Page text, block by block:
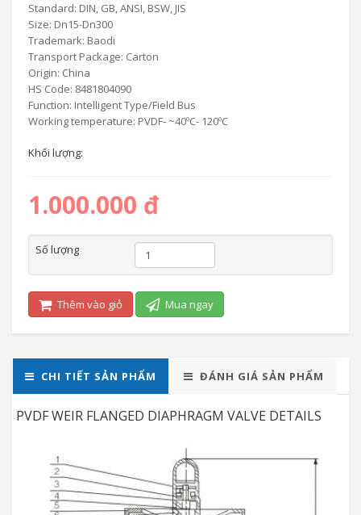
Standard: DIN, GB, ANSI, BSW, JIS
Size: Dn15-Dn300
Trademark: Baodi
Transport Package: Carton
Origin: China
HS Code: 8481804090
Function: Intelligent Type/Field Bus
Working temperature: PVDF- ~40ºC- 120ºC
Khối lượng:
1.000.000 đ
Số lượng
Thêm vào giỏ Mua ngay
CHI TIẾT SẢN PHẨM ĐÁNH GIÁ SẢN PHẨM
PVDF WEIR FLANGED DIAPHRAGM VALVE DETAILS